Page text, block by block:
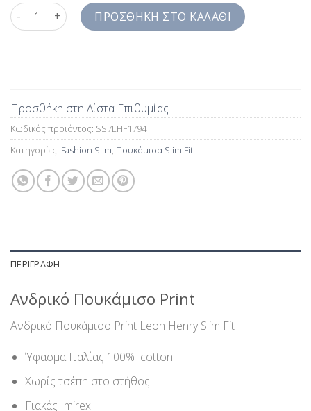
Ανδρικό Πουκάμισο Print Leon Henry Slim Fit SS7LHF1794
ΠΡΟΣΘΉΚΗ ΣΤΟ ΚΑΛΆΘΙ
Προσθήκη στη Λίστα Επιθυμίας
Κωδικός προϊόντος: SS7LHF1794
Κατηγορίες: Fashion Slim, Πουκάμισα Slim Fit
ΠΕΡΙΓΡΑΦΉ
Ανδρικό Πουκάμισο Print
Ανδρικό Πουκάμισο Print Leon Henry Slim Fit
Ύφασμα Ιταλίας 100% cotton
Χωρίς τσέπη στο στήθος
Γιακάς Imirex